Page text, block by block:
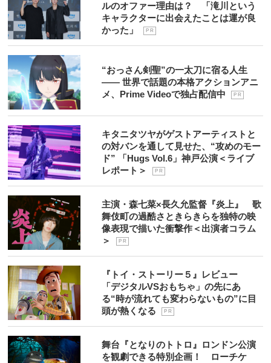
ルのオファー理由は？ 「滝川という
キャラクターに出会えたことは運が良
かった」
P R
“おっさん剣聖”の一太刀に宿る人生
―― 世界で話題の本格アクションアニ
メ、Prime Videoで独占配信中
P R
キタニタツヤがゲストアーティストと
の対バンを通して見せた、“攻めのモー
ド” 「Hugs Vol.6」神戸公演＜ライブ
レポート＞
P R
主演・森七菜×長久允監督『炎上』 歌
舞伎町の過酷さときらきらを独特の映
像表現で描いた衝撃作＜出演者コラム
＞
P R
『トイ・ストーリー５』レビュー
「デジタルVSおもちゃ」の先にあ
る“時が流れても変わらないもの”に目
頭が熱くなる
P R
舞台『となりのトトロ』ロンドン公演
を観劇できる特別企画！ ローチケ